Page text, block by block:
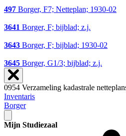
497 Borger, F7; Netteplan; 1930-02
3641 Borger, F; bijblad; z.j.
3643 Borger, F; bijblad; 1930-02
3645 Borger, G1/3; bijblad; z.j.
0954 Verzameling kadastrale
Inventaris
Borger
Mijn Studiezaal